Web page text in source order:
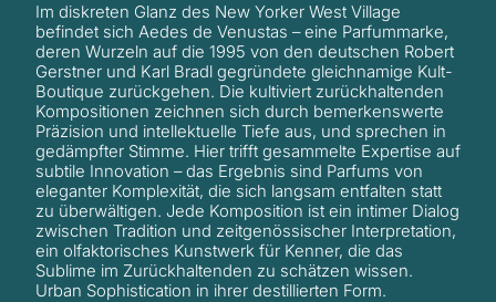
Im diskreten Glanz des New Yorker West Village
befindet sich Aedes de Venustas – eine Parfummarke,
deren Wurzeln auf die 1995 von den deutschen Robert
Gerstner und Karl Bradl gegründete gleichnamige Kult-
Boutique zurückgehen. Die kultiviert zurückhaltenden
Kompositionen zeichnen sich durch bemerkenswerte
Präzision und intellektuelle Tiefe aus, und sprechen in
gedämpfter Stimme. Hier trifft gesammelte Expertise auf
subtile Innovation – das Ergebnis sind Parfums von
eleganter Komplexität, die sich langsam entfalten statt
zu überwältigen. Jede Komposition ist ein intimer Dialog
zwischen Tradition und zeitgenössischer Interpretation,
ein olfaktorisches Kunstwerk für Kenner, die das
Sublime im Zurückhaltenden zu schätzen wissen.
Urban Sophistication in ihrer destillierten Form.